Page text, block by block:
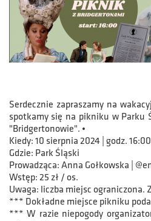
Serdecznie zapraszamy na
spotkamy się na pikniku w Parku
"Bridgertonowie". •
Kiedy: 10 sierpnia 2024 | godz. 16:00
Gdzie: Park Śląski
Prowadząca: Anna Gołkowska |
Wstęp: 25 zł / os.
Uwaga: liczba miejsc
*** Dokładne miejsce pikniku
*** W razie niepogody